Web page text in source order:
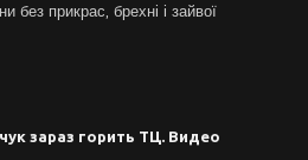
без прикрас, брехні і зайвої
зараз горить ТЦ. Видео